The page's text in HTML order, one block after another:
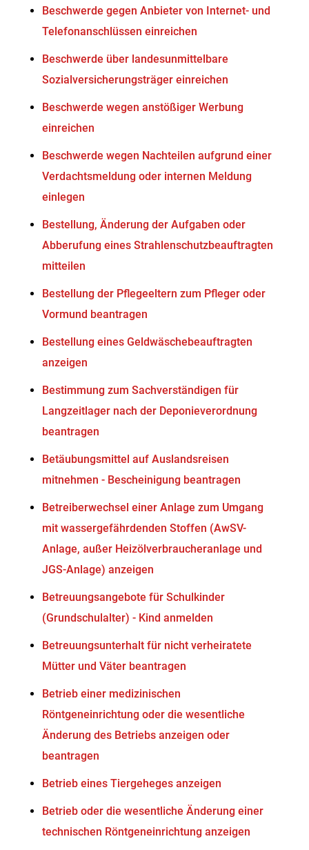
Beschwerde gegen Anbieter von Internet- und
Telefonanschlüssen einreichen
Beschwerde über landesunmittelbare
Sozialversicherungsträger einreichen
Beschwerde wegen anstößiger Werbung
einreichen
Beschwerde wegen Nachteilen aufgrund einer
Verdachtsmeldung oder internen Meldung
einlegen
Bestellung, Änderung der Aufgaben oder
Abberufung eines Strahlenschutzbeauftragten
mitteilen
Bestellung der Pflegeeltern zum Pfleger oder
Vormund beantragen
Bestellung eines Geldwäschebeauftragten
anzeigen
Bestimmung zum Sachverständigen für
Langzeitlager nach der Deponieverordnung
beantragen
Betäubungsmittel auf Auslandsreisen
mitnehmen - Bescheinigung beantragen
Betreiberwechsel einer Anlage zum Umgang
mit wassergefährdenden Stoffen (AwSV-
Anlage, außer Heizölverbraucheranlage und
JGS-Anlage) anzeigen
Betreuungsangebote für Schulkinder
(Grundschulalter) - Kind anmelden
Betreuungsunterhalt für nicht verheiratete
Mütter und Väter beantragen
Betrieb einer medizinischen
Röntgeneinrichtung oder die wesentliche
Änderung des Betriebs anzeigen oder
beantragen
Betrieb eines Tiergeheges anzeigen
Betrieb oder die wesentliche Änderung einer
technischen Röntgeneinrichtung anzeigen